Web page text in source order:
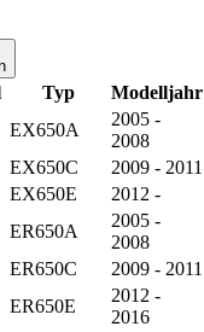
Typ Modelljahr
EX650A
2005 -
2008
EX650C
2009 - 2011
EX650E
2012 -
ER650A
2005 -
2008
ER650C
2009 - 2011
ER650E
2012 -
2016